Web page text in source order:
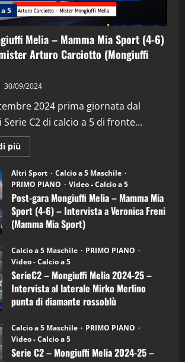
5
Melia – Mamma Mia Sport (4-6)
Arturo Carciotto (Mongiuffi
30/09/2024
2024 prima giornata dal
C2 di calcio a 5 di fronte...
più
informazioni
Post-
gara
Mongiuffi
Melia
–
Mamma
Mia
Sport
6)
–
Intervista
a
mister
Arturo
Carciotto
(Mongiuffi
Altri Sport
Calcio a 5 Maschile
PRIMO PIANO
Video - Calcio a 5
Post-gara Mongiuffi Melia – Mamma Mia
Sport (4-6) – Intervista a Veronica Freni
(Mamma Mia Sport)
Calcio a 5 Maschile
PRIMO PIANO
Video - Calcio a 5
SerieC2 – Mongiuffi Melia 2024-25 –
Intervista al laterale Mirko Merlino
punta di diamante rossoblù
Calcio a 5 Maschile
PRIMO PIANO
Video - Calcio a 5
Serie C2 – Mongiuffi Melia 2024-25 –
“SportEmpire” in Podcast: 29^ Puntata
(Martedi 28 Aprile 2026)
28/04/2026
"SportEmpire" in Podcast
“SportEmpire” in Podcast: 28^ Puntata
(Martedi 21 Aprile 2026)
21/04/2026
“SportEmpire” in Podcast: 27^ Puntata
(Martedi 14 Aprile 2026)
15/04/2026
“SportEmpire” in Podcast: 26^ Puntata
(Martedi 07 Aprile 2026)
08/04/2026